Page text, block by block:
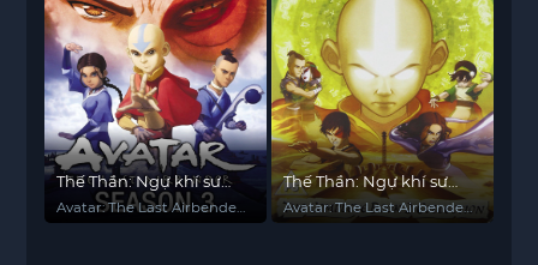
Thế Thần: Ngự khí sư
cuối cùng (Phần 3)
Avatar: The Last Airbender
Thế Thần: Ngự khí sư
cuối cùng (Phần 2)
Avatar: The Last Airbender